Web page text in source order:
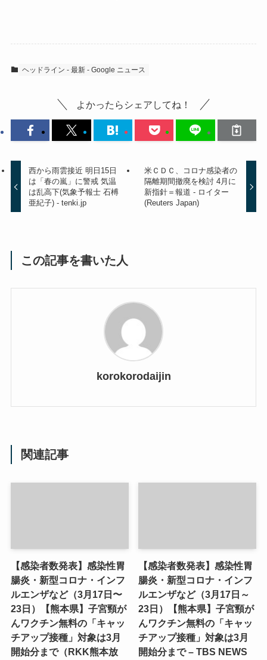
ヘッドライン - 最新 - Google ニュース
よかったらシェアしてね！
西から雨雲接近 明日15日
は「春の嵐」に警戒 気温
は乱高下(気象予報士 石榑
亜紀子) - tenki.jp
米ＣＤＣ、コロナ感染者の
隔離期間撤廃を検討 4月に
新指針＝報道 - ロイター
(Reuters Japan)
この記事を書いた人
korokorodaijin
関連記事
【感染者数発表】感染性胃
腸炎・新型コロナ・インフ
ルエンザなど（3月17日〜
23日）【熊本県】子宮頸が
んワクチン無料の「キャッ
チアップ接種」対象は3月
開始分まで（RKK熊本放
【感染者数発表】感染性胃
腸炎・新型コロナ・インフ
ルエンザなど（3月17日～
23日）【熊本県】子宮頸が
んワクチン無料の「キャッ
チアップ接種」対象は3月
開始分まで – TBS NEWS